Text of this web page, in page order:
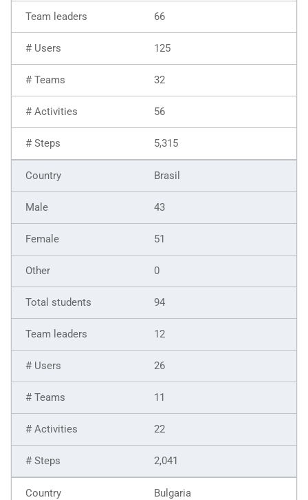
66
125
32
56
5,315
Brasil
43
51
0
94
12
26
11
22
2,041
Bulgaria